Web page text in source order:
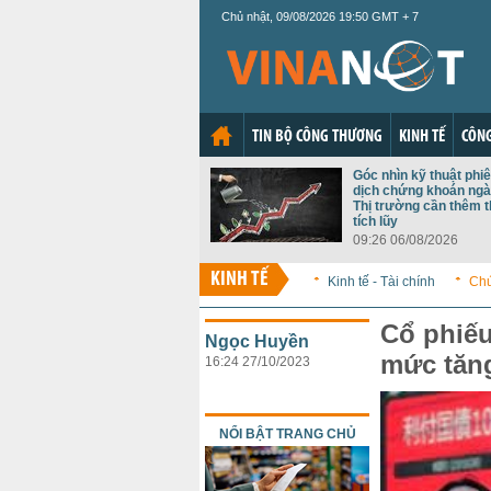
Chủ nhật, 09/08/2026 19:50 GMT + 7
TIN BỘ CÔNG THƯƠNG KINH TẾ
Góc nhìn kỹ thuật
dịch chứng khoán
Thị trường cần thêm
tích lũy
09:26 06/08/2026
KINH TẾ Kinh tế - Tài chính
Cổ
mức
Ngọc Huyền
16:24 27/10/2023
NỔI BẬT TRANG CHỦ